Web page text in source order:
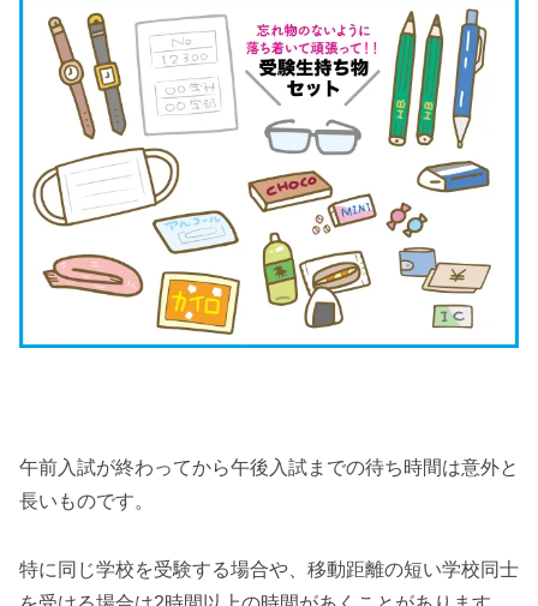
午前入試が終わってから午後入試までの待ち時間は意外と
長いものです。
特に同じ学校を受験する場合や、移動距離の短い学校同士